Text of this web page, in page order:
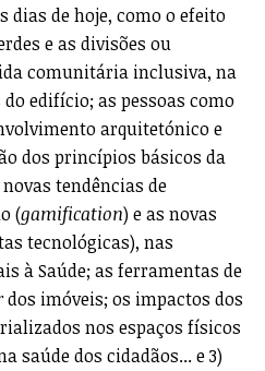
dias de hoje, como o efeito
e as divisões ou
comunitária inclusiva, na
edifício; as pessoas como
arquitetónico e
dos princípios básicos da
tendências de
(gamification) e as novas
tecnológicas), nas
à Saúde; as ferramentas de
dos imóveis; os impactos dos
nos espaços físicos
saúde dos cidadãos... e 3)